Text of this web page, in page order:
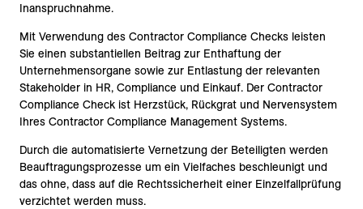
Inanspruchnahme.
Mit Verwendung des Contractor Compliance Checks leisten
Sie einen substantiellen Beitrag zur Enthaftung der
Unternehmensorgane sowie zur Entlastung der relevanten
Stakeholder in HR, Compliance und Einkauf. Der Contractor
Compliance Check ist Herzstück, Rückgrat und Nervensystem
Ihres Contractor Compliance Management Systems.
Durch die automatisierte Vernetzung der Beteiligten werden
Beauftragungsprozesse um ein Vielfaches beschleunigt und
das ohne, dass auf die Rechtssicherheit einer Einzelfallprüfung
verzichtet werden muss.